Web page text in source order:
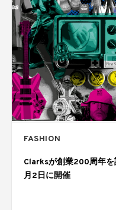
FASHION
Clarksが創業200周年
月2日に開催